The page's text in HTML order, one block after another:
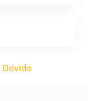
Dovido